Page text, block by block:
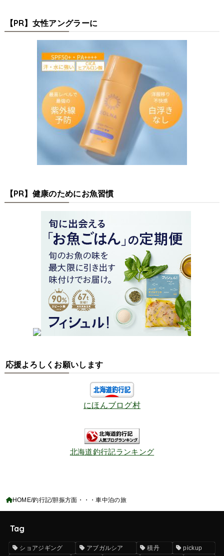
【PR】女性アングラーに
【PR】健康のためにお魚習慣
応援よろしくお願いします
にほんブログ村
北海道釣行記ランキング
HOME 釣行記 胆振方面・・・車中泊の旅
Tag
ショアジギング アブガルシア 積丹
pickup